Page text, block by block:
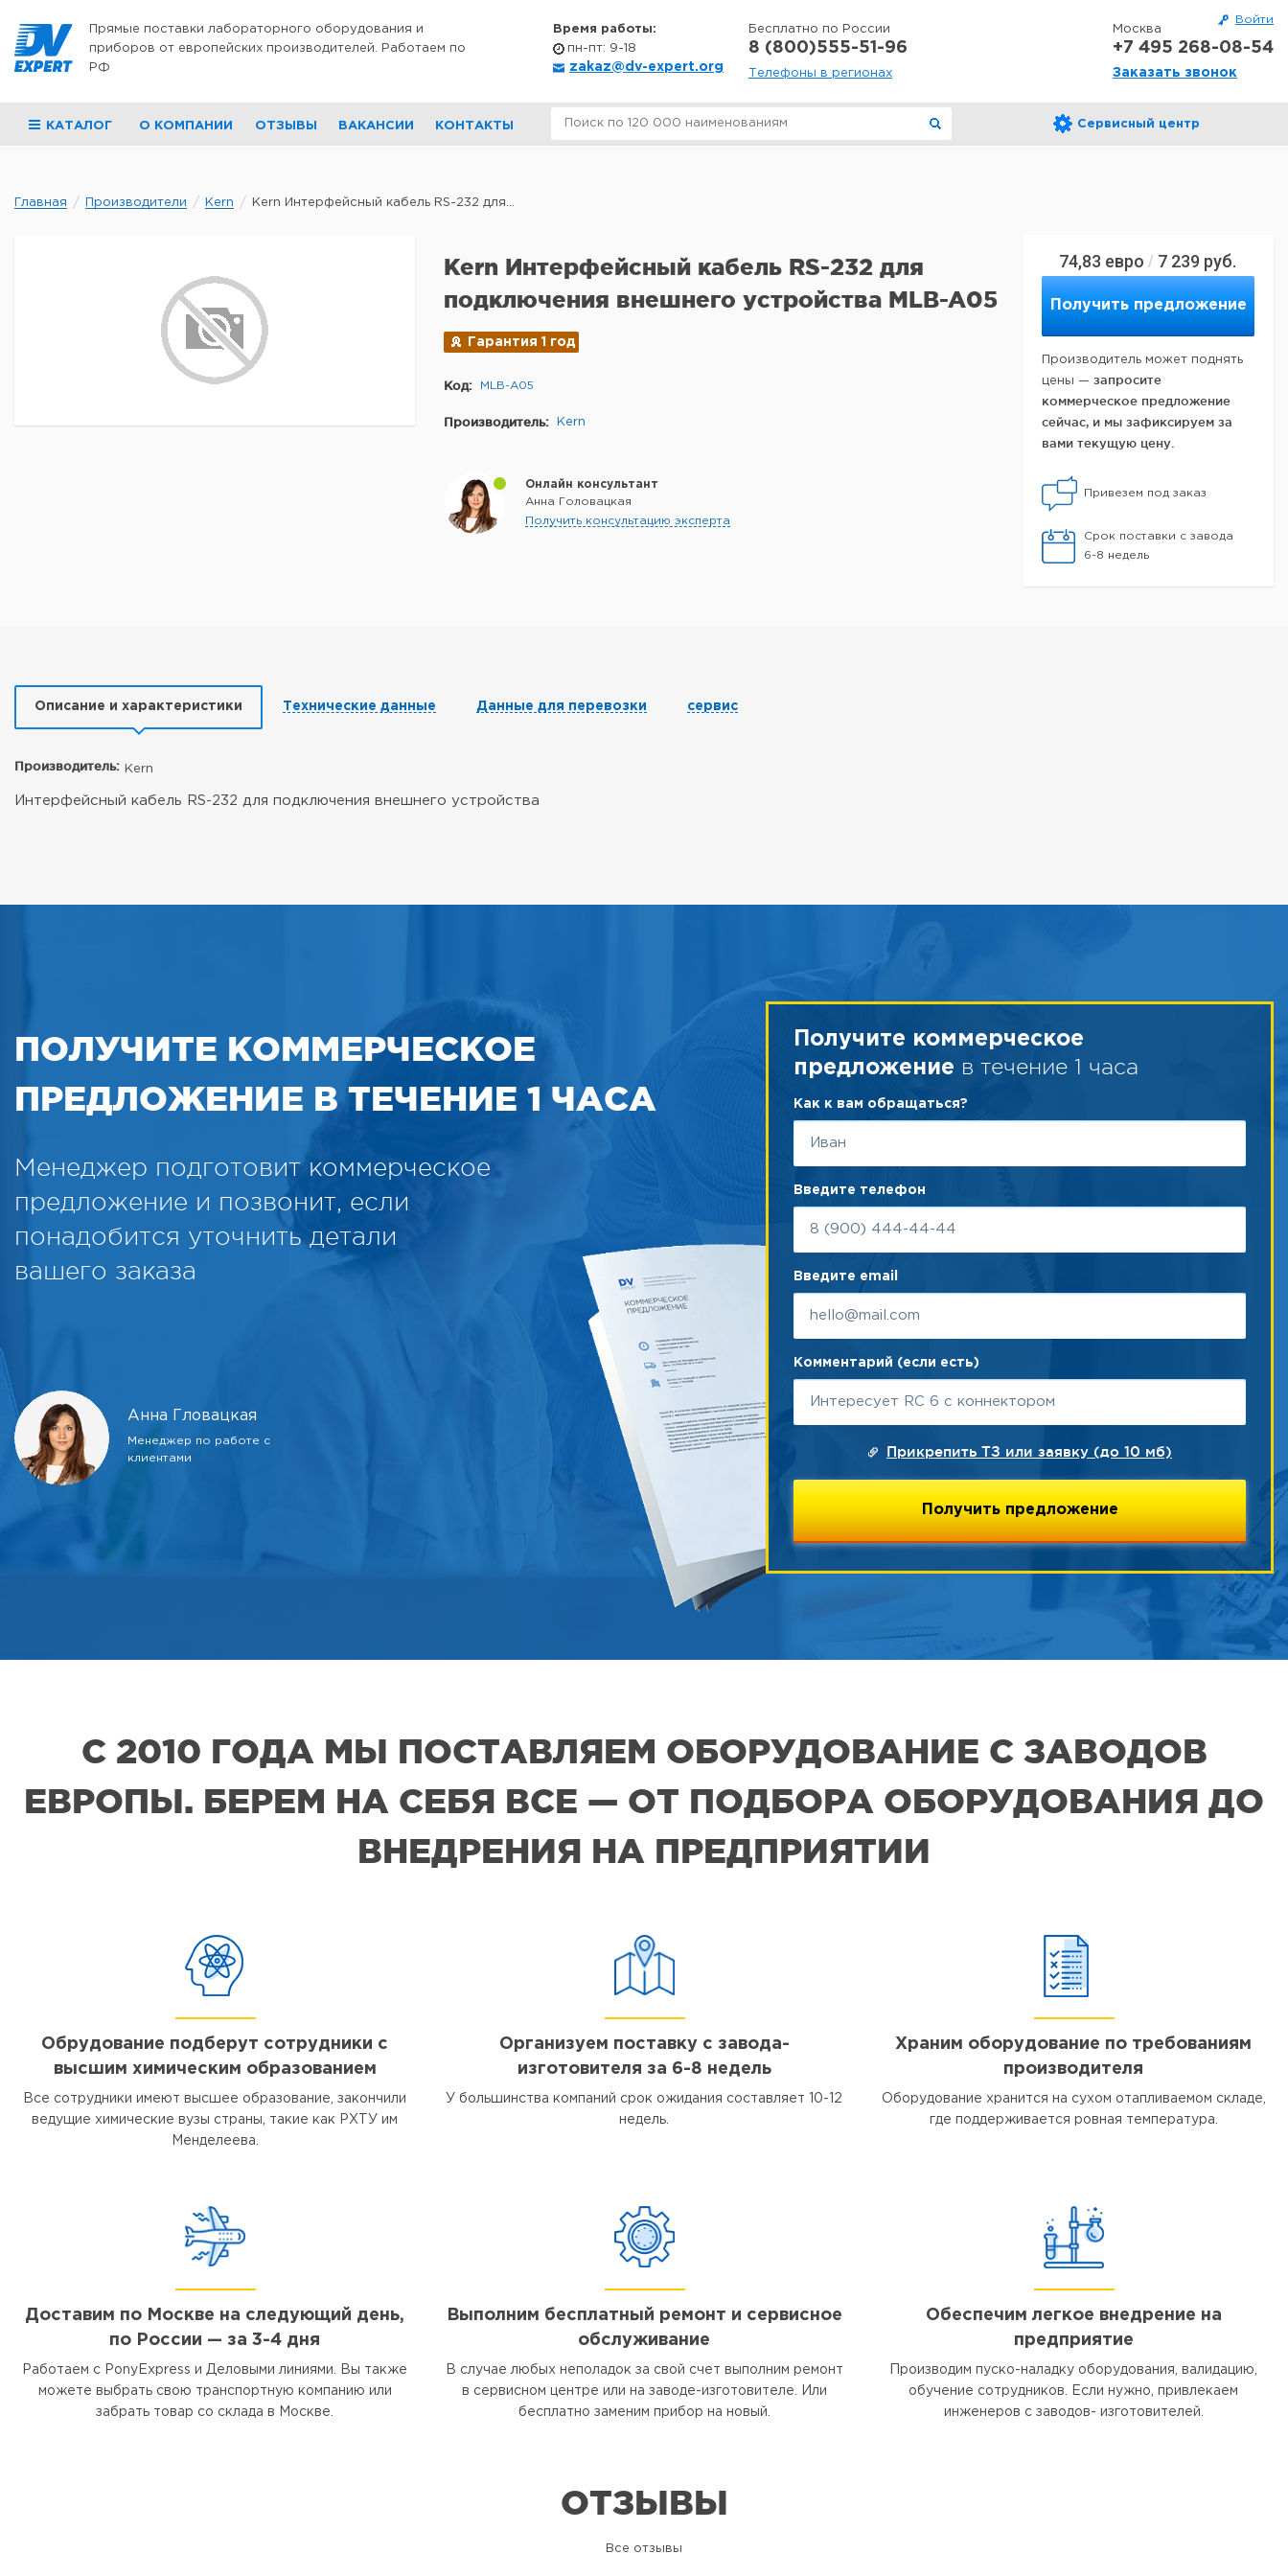
Войти
Прямые поставки лабораторного оборудования и
приборов от европейских производителей. Работаем по
РФ
Время работы:
пн-пт: 9-18
zakaz@dv-expert.org
Бесплатно по России
8 (800)555-51-96
Телефоны в регионах
Москва
+7 495 268-08-54
Заказать звонок
КАТАЛОГ О КОМПАНИИ ОТЗЫВЫ ВАКАНСИИ КОНТАКТЫ Сервисный центр
Главная Производители Kern Kern Интерфейсный кабель RS-232 для...
74,83 евро / 7 239 руб.
Получить предложение
Производитель может поднять
цены — запросите
коммерческое предложение
сейчас, и мы зафиксируем за
вами текущую цену.
Привезем под заказ
Срок поставки с завода
6-8 недель
Kern Интерфейсный кабель RS-232 для
подключения внешнего устройства MLB-A05
Гарантия 1 год
Код: MLB-A05
Производитель: Kern
Онлайн консультант
Анна Головацкая
Получить консультацию эксперта
Описание и характеристики Технические данные Данные для перевозки сервис
Производитель: Kern
Интерфейсный кабель RS-232 для подключения внешнего устройства
ПОЛУЧИТЕ КОММЕРЧЕСКОЕ
ПРЕДЛОЖЕНИЕ В ТЕЧЕНИЕ 1 ЧАСА
Менеджер подготовит коммерческое
предложение и позвонит, если
понадобится уточнить детали
вашего заказа
Анна Гловацкая
Менеджер по работе с
клиентами
Получите коммерческое
предложение в течение 1 часа
Как к вам обращаться?
Введите телефон
Введите email
Комментарий (если есть)
Прикрепить ТЗ или заявку (до 10 мб)
С 2010 ГОДА МЫ ПОСТАВЛЯЕМ ОБОРУДОВАНИЕ С ЗАВОДОВ
ЕВРОПЫ. БЕРЕМ НА СЕБЯ ВСЕ — ОТ ПОДБОРА ОБОРУДОВАНИЯ ДО
ВНЕДРЕНИЯ НА ПРЕДПРИЯТИИ
Обрудование подберут сотрудники с
высшим химическим образованием
Все сотрудники имеют высшее образование, закончили
ведущие химические вузы страны, такие как РХТУ им
Менделеева.
Организуем поставку с завода-
изготовителя за 6-8 недель
У большинства компаний срок ожидания составляет 10-12
недель.
Храним оборудование по требованиям
производителя
Оборудование хранится на сухом отапливаемом складе,
где поддерживается ровная температура.
Доставим по Москве на следующий день,
по России — за 3-4 дня
Работаем с PonyExpress и Деловыми линиями. Вы также
можете выбрать свою транспортную компанию или
забрать товар со склада в Москве.
Выполним бесплатный ремонт и сервисное
обслуживание
В случае любых неполадок за свой счет выполним ремонт
в сервисном центре или на заводе-изготовителе. Или
бесплатно заменим прибор на новый.
Обеспечим легкое внедрение на
предприятие
Производим пуско-наладку оборудования, валидацию,
обучение сотрудников. Если нужно, привлекаем
инженеров с заводов- изготовителей.
ОТЗЫВЫ
Все отзывы